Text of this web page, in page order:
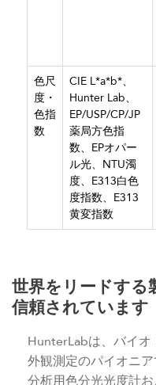
色尺
度・
色指
数
CIE L*a*b*、
Hunter Lab、
EP/USP/CP/JP
薬局方色指
数、EPオパー
ル光、NTU濁
度、E313白色
度指数、E313
黄変指数
世界をリードする
信頼されています
HunterLabは、バイ
外観測定のパイオニア
分析用色分光光度計